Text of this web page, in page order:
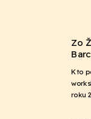
Zo
Kto
roku